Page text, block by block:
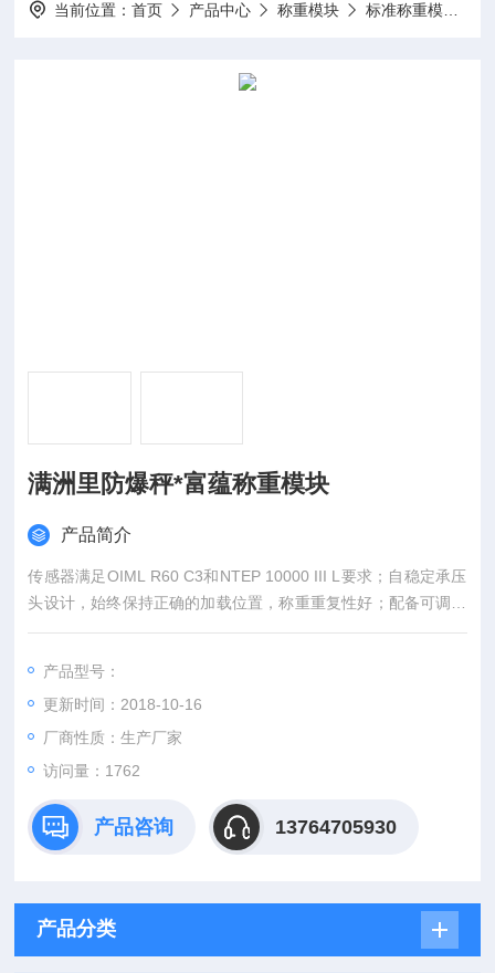
当前位置：首页 产品中心 称重模块 标准称重模块
满洲里防爆秤*富蕴称重模块
产品简介
传感器满足OIML R60 C3和NTEP 10000 III L要求；自稳定承压
头设计，始终保持正确的加载位置，称重重复性好；配备可调式
水平限位螺栓；安装简单、快速；维护方便，节约停机维护时
控制。满洲里防爆秤*富蕴称重模块
产品型号：
更新时间：2018-10-16
厂商性质：生产厂家
访问量：1762
产品咨询 13764705930
产品分类